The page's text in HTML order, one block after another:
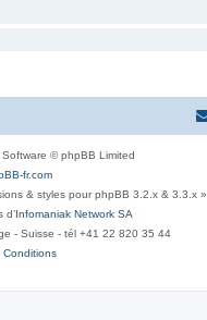
© phpBB Limited
fr.com
& styles pour phpBB 3.2.x & 3.3.x »
d’Infomaniak Network SA
- Suisse - tél +41 22 820 35 44
Conditions